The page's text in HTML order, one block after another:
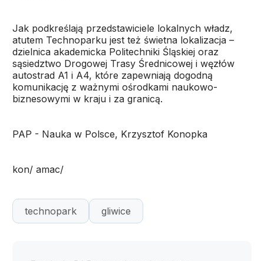
Jak podkreślają przedstawiciele lokalnych władz,
atutem Technoparku jest też świetna lokalizacja –
dzielnica akademicka Politechniki Śląskiej oraz
sąsiedztwo Drogowej Trasy Średnicowej i węzłów
autostrad A1 i A4, które zapewniają dogodną
komunikację z ważnymi ośrodkami naukowo-
biznesowymi w kraju i za granicą.
PAP - Nauka w Polsce, Krzysztof Konopka
kon/ amac/
technopark gliwice